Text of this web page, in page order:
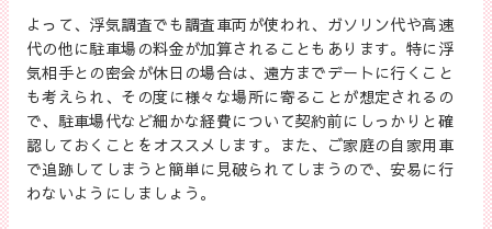
よって、浮気調査でも調査車両が使われ、ガソリン代や高速
代の他に駐車場の料金が加算されることもあります。特に浮
気相手との密会が休日の場合は、遠方までデートに行くこと
も考えられ、その度に様々な場所に寄ることが想定されるの
で、駐車場代など細かな経費について契約前にしっかりと確
認しておくことをオススメします。また、ご家庭の自家用車
で追跡してしまうと簡単に見破られてしまうので、安易に行
わないようにしましょう。